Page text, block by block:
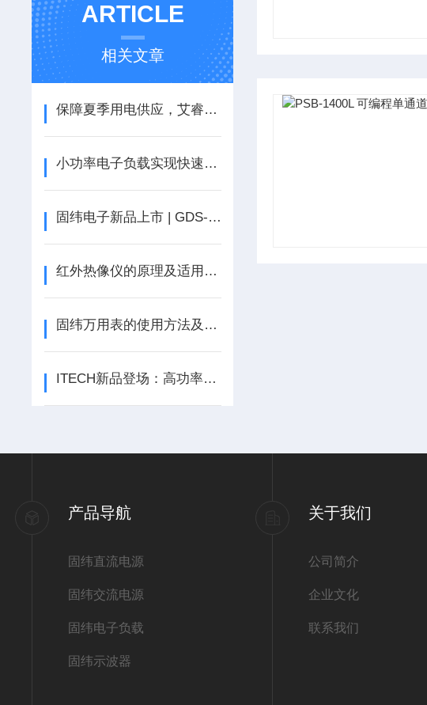
ARTICLE
相关文章
保障夏季用电供应，艾睿红外热像仪助力电力巡检维护
小功率电子负载实现快速负载瞬态测试
固纬电子新品上市 | GDS-3000A系列 数字存储示波器
红外热像仪的原理及适用介绍
固纬万用表的使用方法及需要注意的细节
ITECH新品登场：高功率密度、一机多用的回馈式电网模拟器
产品导航
固纬直流电源
固纬交流电源
固纬电子负载
固纬示波器
关于我们
公司简介
企业文化
联系我们